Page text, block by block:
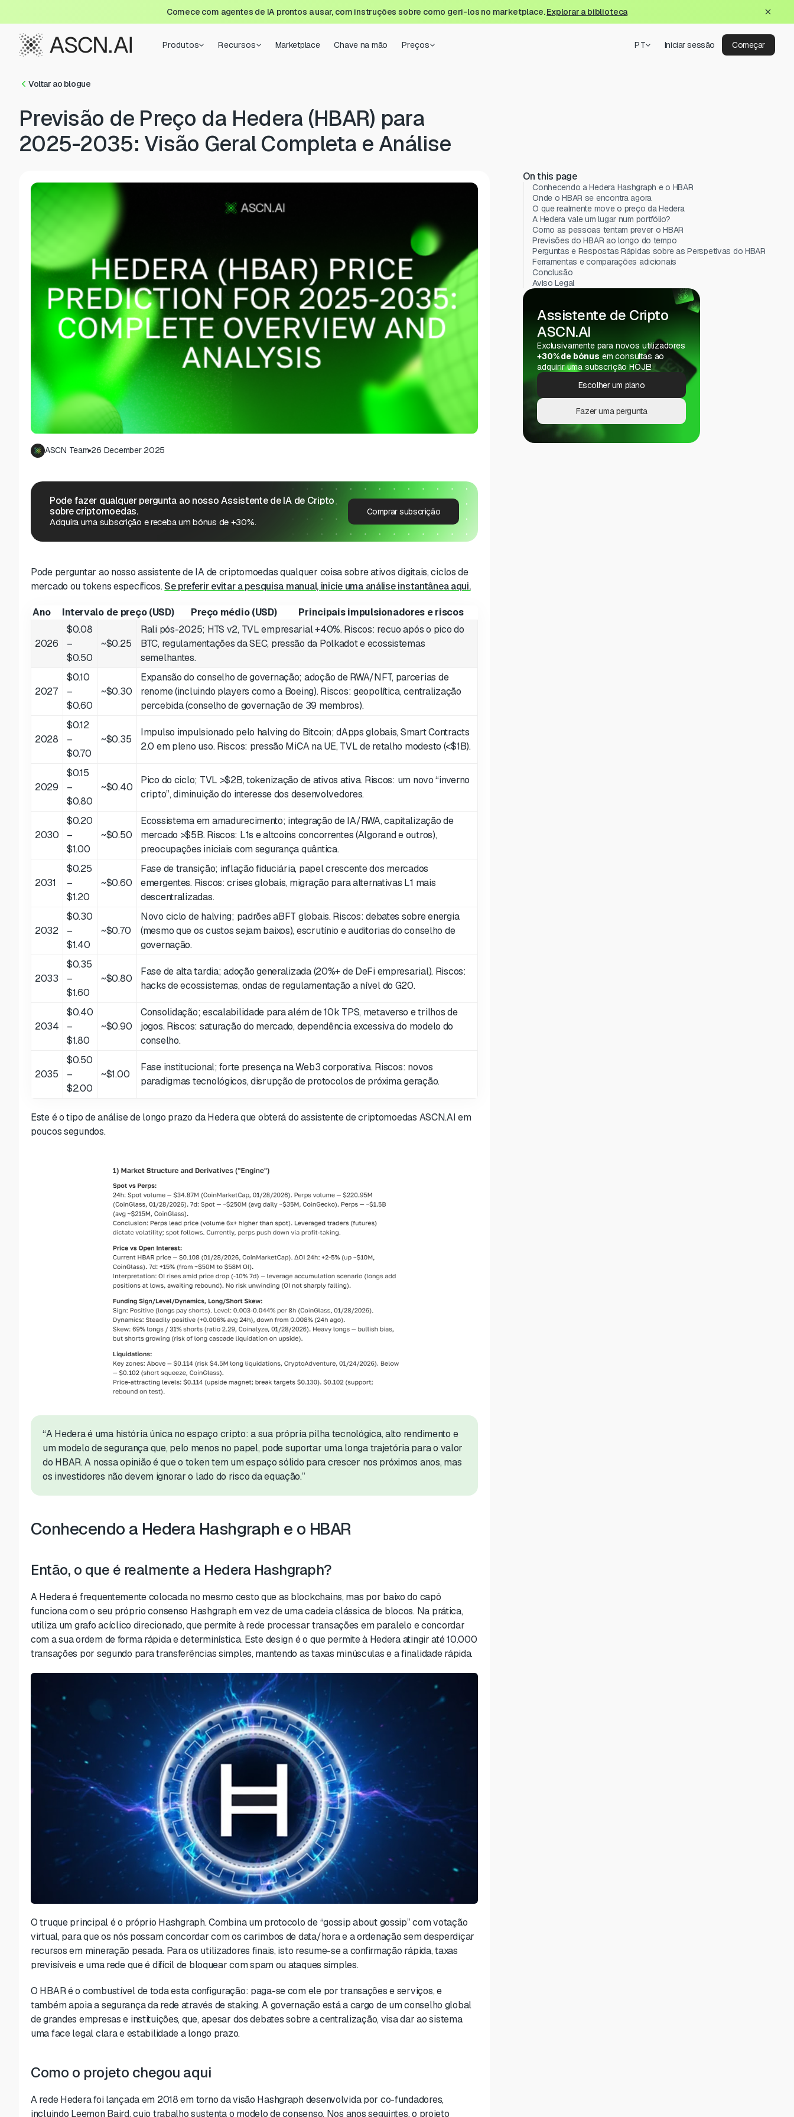
Comece com agentes de IA prontos a usar, com instruções sobre como geri-los no marketplace.Explorar a biblioteca
Produtos Recursos Marketplace Chave na mão Preços PT Iniciar sessão Começar
Voltar ao blogue
Previsão de Preço da Hedera (HBAR) para
2025-2035: Visão Geral Completa e Análise
ASCN Team 26 December 2025
Pode fazer qualquer pergunta ao nosso Assistente de IA de Cripto
sobre criptomoedas.
Adquira uma subscrição e receba um bónus de +30%.
Comprar subscrição
Pode perguntar ao nosso assistente de IA de criptomoedas qualquer coisa sobre ativos digitais, ciclos de
mercado ou tokens específicos.Se preferir evitar a pesquisa manual, inicie uma análise instantânea aqui.
Ano Intervalo de preço (USD) Preço médio (USD) Principais impulsionadores e riscos
2026
$0.08
–
$0.50
~$0.25
Rali pós-2025; HTS v2, TVL empresarial +40%. Riscos: recuo após o pico do
BTC, regulamentações da SEC, pressão da Polkadot e ecossistemas
semelhantes.
2027
$0.10
–
$0.60
~$0.30
Expansão do conselho de governação; adoção de RWA/NFT, parcerias de
renome (incluindo players como a Boeing). Riscos: geopolítica, centralização
percebida (conselho de governação de 39 membros).
2028
$0.12
–
$0.70
~$0.35
Impulso impulsionado pelo halving do Bitcoin; dApps globais, Smart Contracts
2.0 em pleno uso. Riscos: pressão MiCA na UE, TVL de retalho modesto (<$1B).
2029
$0.15
–
$0.80
~$0.40
Pico do ciclo; TVL >$2B, tokenização de ativos ativa. Riscos: um novo “inverno
cripto”, diminuição do interesse dos desenvolvedores.
2030
$0.20
–
$1.00
~$0.50
Ecossistema em amadurecimento; integração de IA/RWA, capitalização de
mercado >$5B. Riscos: L1s e altcoins concorrentes (Algorand e outros),
preocupações iniciais com segurança quântica.
2031
$0.25
–
$1.20
~$0.60
Fase de transição; inflação fiduciária, papel crescente dos mercados
emergentes. Riscos: crises globais, migração para alternativas L1 mais
descentralizadas.
2032
$0.30
–
$1.40
~$0.70
Novo ciclo de halving; padrões aBFT globais. Riscos: debates sobre energia
(mesmo que os custos sejam baixos), escrutínio e auditorias do conselho de
governação.
2033
$0.35
–
$1.60
~$0.80
Fase de alta tardia; adoção generalizada (20%+ de DeFi empresarial). Riscos:
hacks de ecossistemas, ondas de regulamentação a nível do G20.
2034
$0.40
–
$1.80
~$0.90
Consolidação; escalabilidade para além de 10k TPS, metaverso e trilhos de
jogos. Riscos: saturação do mercado, dependência excessiva do modelo do
conselho.
2035
$0.50
–
$2.00
~$1.00
Fase institucional; forte presença na Web3 corporativa. Riscos: novos
paradigmas tecnológicos, disrupção de protocolos de próxima geração.
Este é o tipo de análise de longo prazo da Hedera que obterá do assistente de criptomoedas ASCN.AI em
poucos segundos.
“A Hedera é uma história única no espaço cripto: a sua própria pilha tecnológica, alto rendimento e
um modelo de segurança que, pelo menos no papel, pode suportar uma longa trajetória para o valor
do HBAR. A nossa opinião é que o token tem um espaço sólido para crescer nos próximos anos, mas
os investidores não devem ignorar o lado do risco da equação.”
Conhecendo a Hedera Hashgraph e o HBAR
Então, o que é realmente a Hedera Hashgraph?
A Hedera é frequentemente colocada no mesmo cesto que as blockchains, mas por baixo do capô
funciona com o seu próprio consenso Hashgraph em vez de uma cadeia clássica de blocos. Na prática,
utiliza um grafo acíclico direcionado, que permite à rede processar transações em paralelo e concordar
com a sua ordem de forma rápida e determinística. Este design é o que permite à Hedera atingir até 10.000
transações por segundo para transferências simples, mantendo as taxas minúsculas e a finalidade rápida.
O truque principal é o próprio Hashgraph. Combina um protocolo de “gossip about gossip” com votação
virtual, para que os nós possam concordar com os carimbos de data/hora e a ordenação sem desperdiçar
recursos em mineração pesada. Para os utilizadores finais, isto resume-se a confirmação rápida, taxas
previsíveis e uma rede que é difícil de bloquear com spam ou ataques simples.
O HBAR é o combustível de toda esta configuração: paga-se com ele por transações e serviços, e
também apoia a segurança da rede através de staking. A governação está a cargo de um conselho global
de grandes empresas e instituições, que, apesar dos debates sobre a centralização, visa dar ao sistema
uma face legal clara e estabilidade a longo prazo.
Como o projeto chegou aqui
A rede Hedera foi lançada em 2018 em torno da visão Hashgraph desenvolvida por co-fundadores,
incluindo Leemon Baird, cujo trabalho sustenta o modelo de consenso. Nos anos seguintes, o projeto
On this page
Conhecendo a Hedera Hashgraph e o HBAR
Onde o HBAR se encontra agora
O que realmente move o preço da Hedera
A Hedera vale um lugar num portfólio?
Como as pessoas tentam prever o HBAR
Previsões do HBAR ao longo do tempo
Perguntas e Respostas Rápidas sobre as Perspetivas do HBAR
Ferramentas e comparações adicionais
Conclusão
Aviso Legal
Assistente de Cripto
ASCN.AI
Exclusivamente para novos utilizadores
+30% de bónus em consultas ao
adquirir uma subscrição HOJE!
Escolher um plano
Fazer uma pergunta